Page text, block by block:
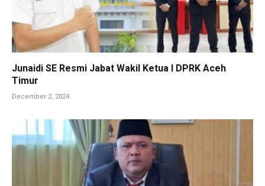
Junaidi SE Resmi Jabat Wakil Ketua I DPRK Aceh
Timur
December 2, 2024